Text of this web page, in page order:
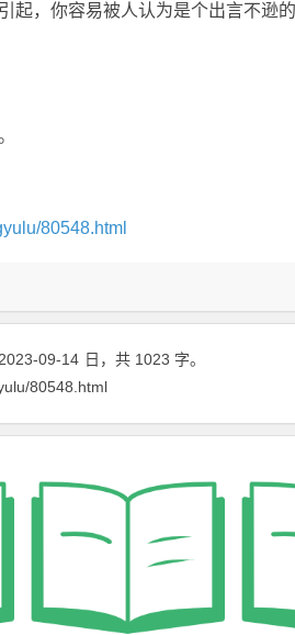
起，你容易被人认为是个出言不逊
80548.html
09-14 日 ，共 1023 字。
80548.html